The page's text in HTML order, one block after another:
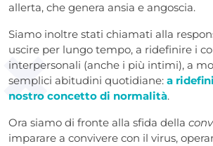
allerta, che genera ansia e angoscia.
Siamo inoltre stati chiamati alla
uscire per lungo tempo, a ridefinire i
interpersonali (anche i più intimi), a
semplici abitudini quotidiane: a
nostro concetto di normalità.
Ora siamo di fronte alla sfida della
imparare a convivere con il virus,